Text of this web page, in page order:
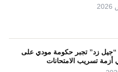
“جيل زد” تجبر حكومة مودي على
أزمة تسريب الامتحانات